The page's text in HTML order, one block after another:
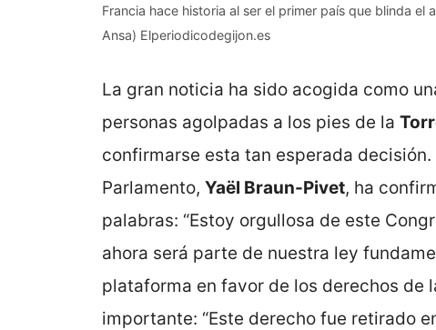
Francia hace historia al ser el primer país que blinda
Ansa) Elperiodicodegijon.es
La gran noticia ha sido acogida como
personas agolpadas a los pies de la
confirmarse esta tan esperada
Parlamento, Yaël Braun-Pivet, ha
palabras: “Estoy orgullosa de este
ahora será parte de nuestra ley
plataforma en favor de los derechos de
importante: “Este derecho fue retirado